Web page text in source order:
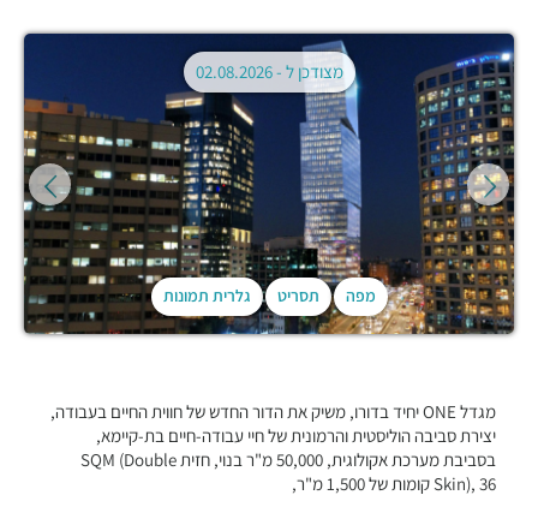
מפה תסריט גלרית תמונות
מצודכן ל -02.08.2026
מגדל ONE יחיד בדורו, משיק את הדור החדש של חווית החיים בעבודה,
יצירת סביבה הוליסטית והרמונית של חיי עבודה-חיים בת-קיימא,
בסביבת מערכת אקולוגית, 50,000 מ"ר בנוי, חזית SQM (Double
Skin), 36 קומות של 1,500 מ"ר,